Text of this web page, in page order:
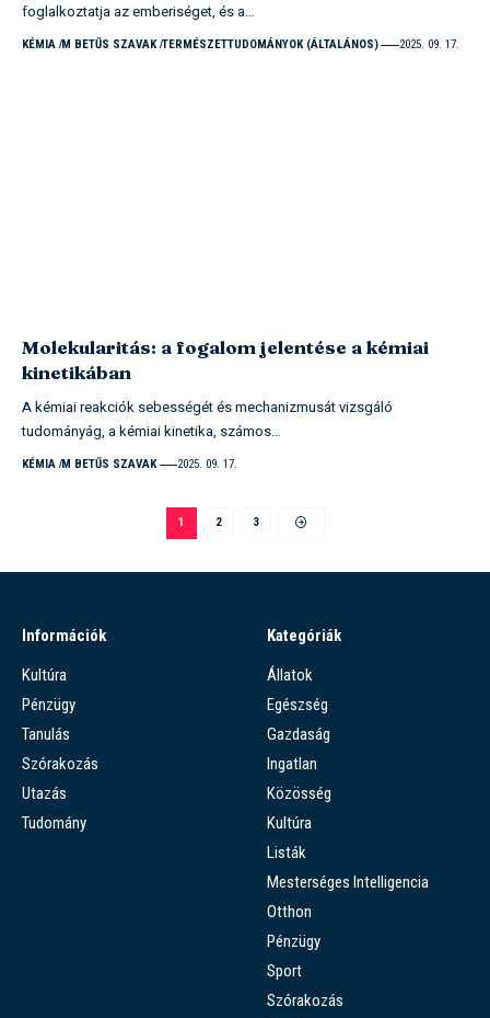
foglalkoztatja az emberiséget, és a…
KÉMIA M BETŰS SZAVAK TERMÉSZETTUDOMÁNYOK (ÁLTALÁNOS) 2025. 09. 17.
Molekularitás: a fogalom jelentése a kémiai
kinetikában
A kémiai reakciók sebességét és mechanizmusát vizsgáló
tudományág, a kémiai kinetika, számos…
KÉMIA M BETŰS SZAVAK 2025. 09. 17.
1 2 3
Információk
Kultúra
Pénzügy
Tanulás
Szórakozás
Utazás
Tudomány
Kategóriák
Állatok
Egészség
Gazdaság
Ingatlan
Közösség
Kultúra
Listák
Mesterséges Intelligencia
Otthon
Pénzügy
Sport
Szórakozás